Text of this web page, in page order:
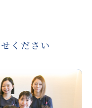
ください